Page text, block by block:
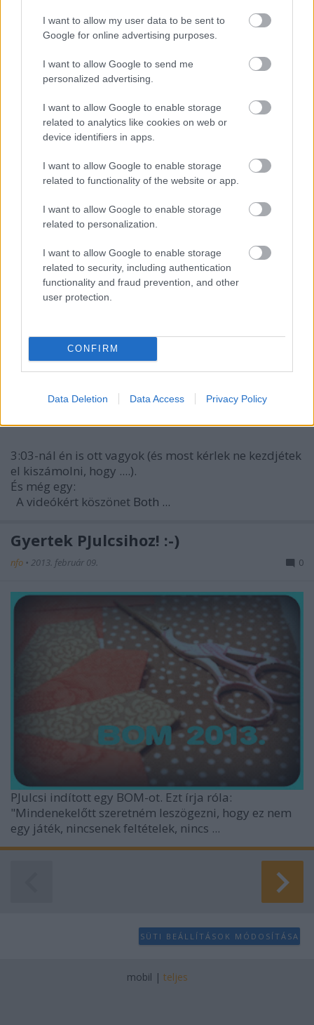
I want to allow my user data to be sent to
Google for online advertising purposes.
I want to allow Google to send me
personalized advertising.
I want to allow Google to enable storage
related to analytics like cookies on web or
device identifiers in apps.
I want to allow Google to enable storage
related to functionality of the website or app.
I want to allow Google to enable storage
related to personalization.
I want to allow Google to enable storage
related to security, including authentication
functionality and fraud prevention, and other
user protection.
CONFIRM
Data Deletion Data Access Privacy Policy
vasárnapok monokróm blokkjainak összevarrásával:
Hát nem csodaszép?♥
Egy kis lokálpatriotizmus (de szép
szó ez!)
3:03-nál én is ott vagyok (és most kérlek ne kezdjétek
el kiszámolni, hogy ....).
És még egy:
A videókért köszönet Both ...
Gyertek PJulcsihoz! :-)
nfo • 2013. február 09. 0
PJulcsi indított egy BOM-ot. Ezt írja róla:
"Mindenekelőtt szeretném leszögezni, hogy ez nem
egy játék, nincsenek feltételek, nincs ...
SÜTI BEÁLLÍTÁSOK MÓDOSÍTÁSA
mobil | teljes